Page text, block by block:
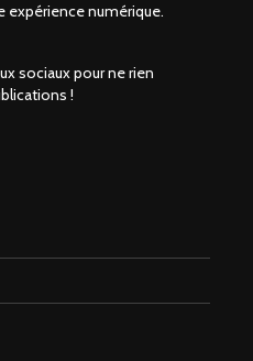
numérique.
sociaux pour ne rien
!